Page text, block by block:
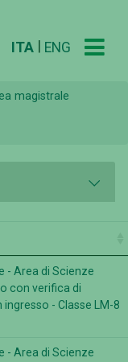
ITA ENG
magistrale
- Area di Scienze
con verifica di
- Classe LM-8
- Area di Scienze